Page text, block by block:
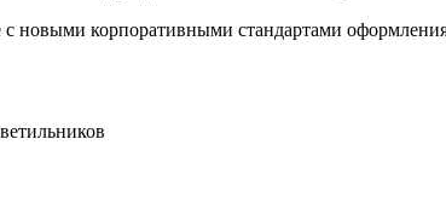
новыми корпоративными стандартами